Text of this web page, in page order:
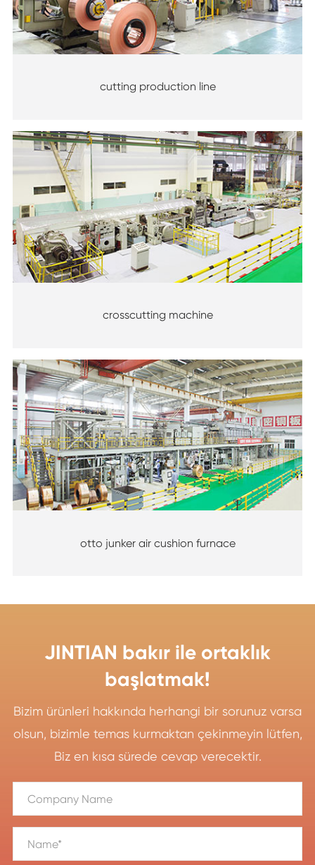
cutting production line
crosscutting machine
otto junker air cushion furnace
JINTIAN bakır ile ortaklık
başlatmak!
Bizim ürünleri hakkında herhangi bir sorunuz varsa
olsun, bizimle temas kurmaktan çekinmeyin lütfen,
Biz en kısa sürede cevap verecektir.